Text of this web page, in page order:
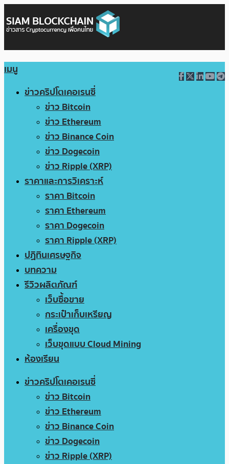
เมนู
ข่าวคริปโตเคอเรนซี่
ข่าว Bitcoin
ข่าว Ethereum
ข่าว Binance Coin
ข่าว Dogecoin
ข่าว Ripple (XRP)
ราคาและการวิเคราะห์
ราคา Bitcoin
ราคา Ethereum
ราคา Dogecoin
ราคา Ripple (XRP)
ปฏิทินเศรษฐกิจ
บทความ
รีวิวผลิตภัณฑ์
เว็บซื้อขาย
กระเป๋าเก็บเหรียญ
เครื่องขุด
เว็บขุดแบบ Cloud Mining
ห้องเรียน
ข่าวคริปโตเคอเรนซี่
ข่าว Bitcoin
ข่าว Ethereum
ข่าว Binance Coin
ข่าว Dogecoin
ข่าว Ripple (XRP)